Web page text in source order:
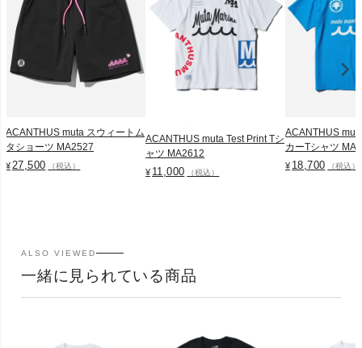
ACANTHUS muta スウィートム
タショーツ MA2527
¥ 27,500 （税込）
ACANTHUS muta Test Print Tシ
ャツ MA2612
¥ 11,000 （税込）
ACANTHUS
カーTシャツ
¥ 18,700 （税込）
ALSO VIEWED
一緒に見られている商品